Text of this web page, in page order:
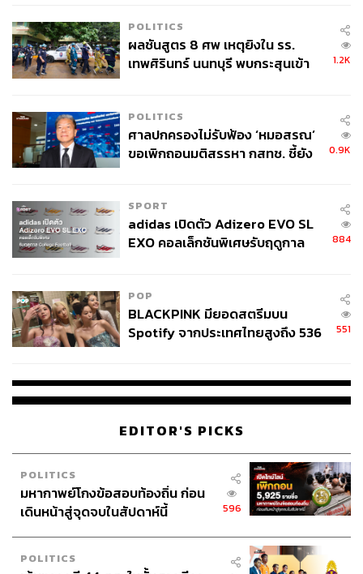
Content Creator ประจำ THE STANDARD
WEALTH
POLITICS
ผลชันสูตร 8 ศพ เหตุยิงใน รร.
เทพศิรินทร์ นนทบุรี พบกระสุนเข้า
1.2K
POLITICS
ศาลปกครองไม่รับฟ้อง ‘หมอสรณ’
ขอเพิกถอนมติสรรหา กสทช. ชี้ยัง
0.9K
SPORT
adidas เปิดตัว Adizero EVO SL
EXO คอลเล็กชันพิเศษรับฤดูกาล
884
POP
BLACKPINK มียอดสตรีมบน
Spotify จากประเทศไทยสูงถึง 536
551
EDITOR'S PICKS
POLITICS
มหากาพย์โกงข้อสอบท้องถิ่น ก่อน
เดินหน้าสู่จุดจบในสัปดาห์นี้
596
POLITICS